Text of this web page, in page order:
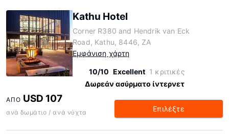
Kathu Hotel
Corner R380 and Hendrik van Eck
Road, Kathu, 8446, ZA
Εμφάνιση χάρτη
10/10 Excellent 1 κριτικές
Δωρεάν ασύρματο ίντερνετ
ΑΠΌ USD 107
ανά δωμάτιο / ανά νύχτα Επιλέξτε